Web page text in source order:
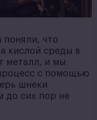
поняли, что
кислой среды в
металл, и мы
с помощью
шнеки
до сих пор не